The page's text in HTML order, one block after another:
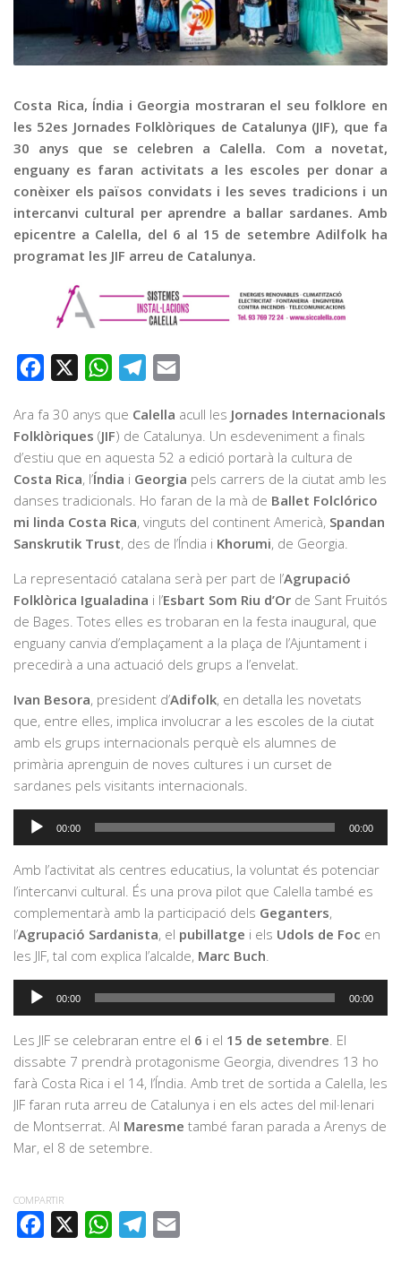
Publicitat
Contacte
Costa Rica, Índia i Georgia mostraran el seu folklore en
les 52es Jornades Folklòriques de Catalunya (JIF), que fa
30 anys que se celebren a Calella. Com a novetat,
enguany es faran activitats a les escoles per donar a
conèixer els països convidats i les seves tradicions i un
intercanvi cultural per aprendre a ballar sardanes. Amb
epicentre a Calella, del 6 al 15 de setembre Adilfolk ha
programat les JIF arreu de Catalunya.
Facebook WhatsAppTelegram
Ara fa 30 anys que Calella acull les Jornades Internacionals
Folklòriques (JIF) de Catalunya. Un esdeveniment a finals
d’estiu que en aquesta 52 a edició portarà la cultura de
Costa Rica, l’Índia i Georgia pels carrers de la ciutat amb les
danses tradicionals. Ho faran de la mà de Ballet Folclórico
mi linda Costa Rica, vinguts del continent Americà, Spandan
Sanskrutik Trust, des de l’Índia i Khorumi, de Georgia.
La representació catalana serà per part de l’Agrupació
Folklòrica Igualadina i l’Esbart Som Riu d’Or de Sant Fruitós
de Bages. Totes elles es trobaran en la festa inaugural, que
enguany canvia d’emplaçament a la plaça de l’Ajuntament i
precedirà a una actuació dels grups a l’envelat.
Ivan Besora, president d’Adifolk, en detalla les novetats
que, entre elles, implica involucrar a les escoles de la ciutat
amb els grups internacionals perquè els alumnes de
primària aprenguin de noves cultures i un curset de
sardanes pels visitants internacionals.
Reproductor
00:00 00:00
Amb l’activitat als centres educatius, la voluntat és potenciar
l’intercanvi cultural. És una prova pilot que Calella també es
complementarà amb la participació dels Geganters,
l’Agrupació Sardanista, el pubillatge i els Udols de Foc en
les JIF, tal com explica l’alcalde, Marc Buch
Reproductor
00:00 00:00
Les JIF se celebraran entre el 6 i el 15 de setembre . El
dissabte 7 prendrà protagonisme Georgia, divendres 13 ho
farà Costa Rica i el 14, l’Índia. Amb tret de sortida a Calella, les
JIF faran ruta arreu de Catalunya i en els actes del mil·lenari
de Montserrat. Al Maresme també faran parada a Arenys de
Mar, el 8 de setembre.
COMPARTIR
FACEBOOK
WHATSAPPTELEGRAM